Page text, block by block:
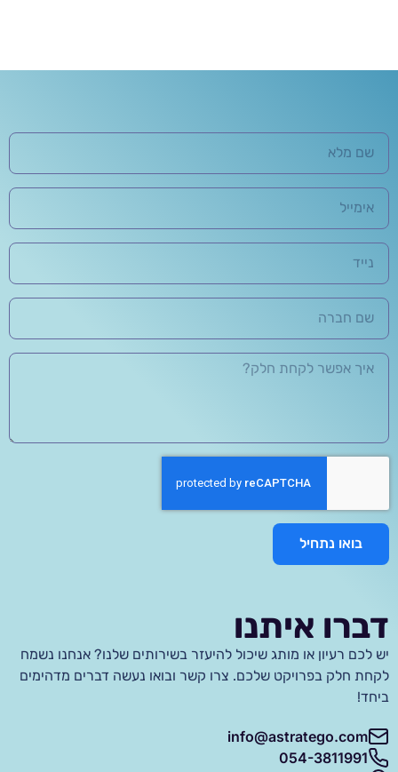
בואו נתחיל
דברו איתנו
יש לכם רעיון או מותג שיכול להיעזר בשירותים שלנו? אנחנו נשמח
לקחת חלק בפרויקט שלכם. צרו קשר ובואו נעשה דברים מדהימים
ביחד!
info@astratego.com
054-3811991